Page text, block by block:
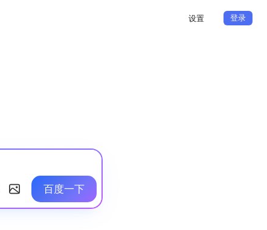
设置 登录
百度一下